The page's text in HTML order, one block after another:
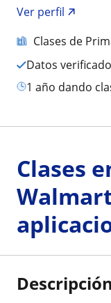
Ver perfil
Clases de
Datos
1 año dando
Clases